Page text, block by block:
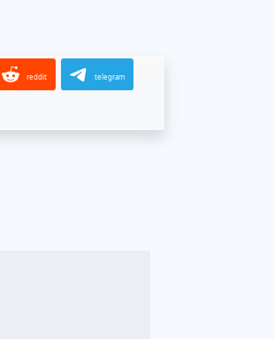
reddit telegram